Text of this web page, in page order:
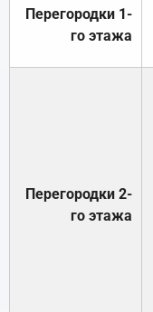
Перегородки 1-
го этажа
Перегородки 2-
го этажа